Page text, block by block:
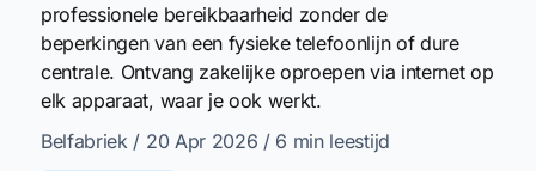
professionele bereikbaarheid zonder de
beperkingen van een fysieke telefoonlijn of dure
centrale. Ontvang zakelijke oproepen via internet op
elk apparaat, waar je ook werkt.
Belfabriek / 20 Apr 2026 / 6 min leestijd